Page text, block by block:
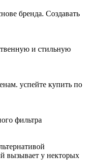
бренда. Создавать
и стильную
успейте купить по
фильтра
вызывает у некторых